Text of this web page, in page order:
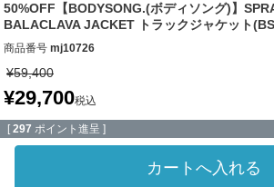
50%OFF【BODYSONG.(ボディソング)】
BALACLAVA JACKET トラックジャケット
商品番号 mj10726
¥59,400
¥29,700税込
[ 297 ポイント進呈 ]
カートへ入れる